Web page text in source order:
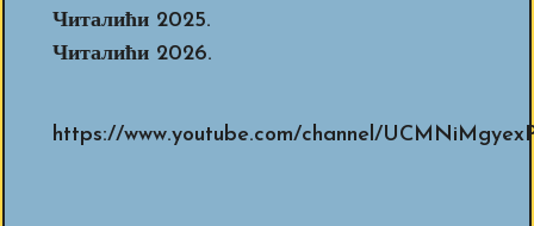
Читалићи 2025.
Читалићи 2026.
https://www.youtube.com/channel/